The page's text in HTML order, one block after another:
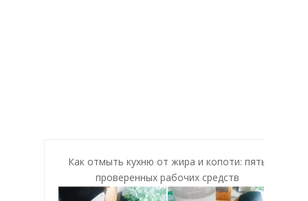
Как отмыть кухню от жира и копоти: пять
проверенных рабочих средств